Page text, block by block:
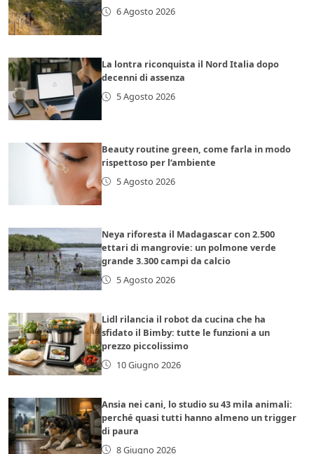
6 Agosto 2026
La lontra riconquista il Nord Italia dopo
decenni di assenza
5 Agosto 2026
Beauty routine green, come farla in modo
rispettoso per l’ambiente
5 Agosto 2026
Neya riforesta il Madagascar con 2.500
ettari di mangrovie: un polmone verde
grande 3.300 campi da calcio
5 Agosto 2026
Lidl rilancia il robot da cucina che ha
sfidato il Bimby: tutte le funzioni a un
prezzo piccolissimo
10 Giugno 2026
Ansia nei cani, lo studio su 43 mila animali:
perché quasi tutti hanno almeno un trigger
di paura
8 Giugno 2026